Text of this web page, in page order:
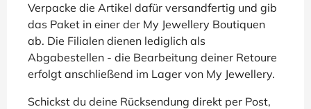
Verpacke die Artikel dafür versandfertig und gib
das Paket in einer der My Jewellery Boutiquen
ab. Die Filialen dienen lediglich als
Abgabestellen - die Bearbeitung deiner Retoure
erfolgt anschließend im Lager von My Jewellery.
Schickst du deine Rücksendung direkt per Post,